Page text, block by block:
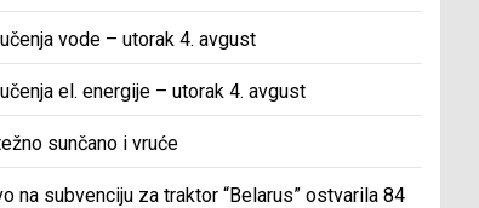
vode – utorak 4. avgust
el. energije – utorak 4. avgust
sunčano i vruće
na subvenciju za traktor “Belarus” ostvarila 84